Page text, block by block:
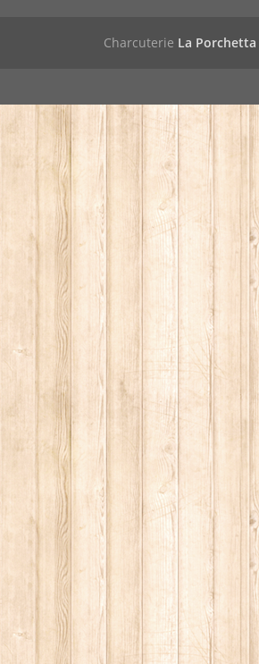
Charcuterie La Porchetta